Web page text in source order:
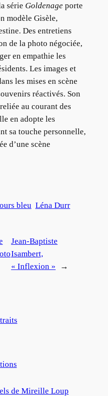
série Goldenageporte
modèle Gisèle,
Des entretiens
de la photo négociée,
en empathie les
Les images et
les mises en scène
réactivés. Son
au courant des
en adopte les
sa touche personnelle,
d’une scène
bleu Léna Durr
Jean-Baptiste
Isambert,
« Inflexion »
→
de Mireille Loup